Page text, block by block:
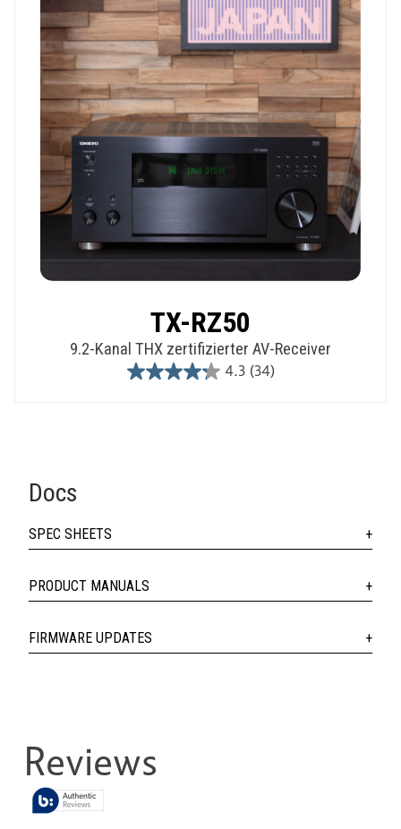
TX-RZ50
9.2-Kanal THX zertifizierter AV-Receiver
4.3 (34)
4.3
Docs
SPEC SHEETS
PRODUCT MANUALS
FIRMWARE UPDATES